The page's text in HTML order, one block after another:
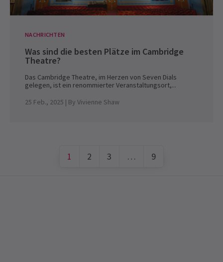
NACHRICHTEN
Was sind die besten Plätze im Cambridge
Theatre?
Das Cambridge Theatre, im Herzen von Seven Dials
gelegen, ist ein renommierter Veranstaltungsort,...
25 Feb., 2025 | By Vivienne Shaw
1 2 3 … 9